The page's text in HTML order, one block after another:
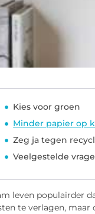
Kies voor groen
Minder papier op
Zeg ja tegen
Veelgestelde
leven populairder
te verlagen,